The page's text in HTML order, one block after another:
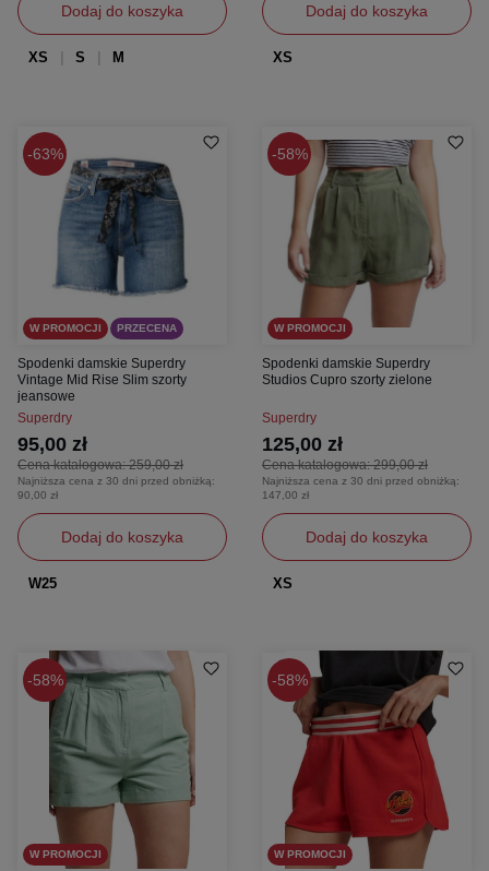
Dodaj do koszyka
XS S M
Dodaj do koszyka
XS
63%
W PROMOCJI PRZECENA
Spodenki damskie Superdry
Vintage Mid Rise Slim szorty
jeansowe
Superdry
Cena katalogowa:259,00 zł
95,00 zł
Najniższa cena z 30 dni przed obniżką:
90,00 zł
Dodaj do koszyka
W25
58%
W PROMOCJI
Spodenki damskie Superdry
Studios Cupro szorty zielone
Superdry
Cena katalogowa:299,00 zł
125,00 zł
Najniższa cena z 30 dni przed obniżką:
147,00 zł
Dodaj do koszyka
XS
58%
W PROMOCJI
58%
W PROMOCJI